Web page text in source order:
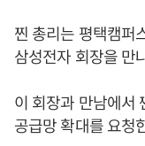
찐 총리는 평택캠퍼
삼성전자 회장을 만
이 회장과 만남에서
공급망 확대를 요청